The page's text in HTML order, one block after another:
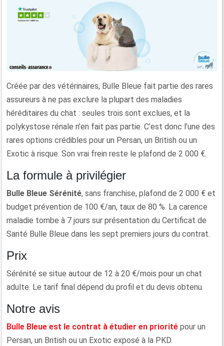
Créée par des vétérinaires, Bulle Bleue fait partie des rares
assureurs à ne pas exclure la plupart des maladies
héréditaires du chat : seules trois sont exclues, et la
polykystose rénale n’en fait pas partie. C’est donc l’une des
rares options crédibles pour un Persan, un British ou un
Exotic à risque. Son vrai frein reste le plafond de 2 000 €.
La formule à privilégier
Bulle Bleue Sérénité, sans franchise, plafond de 2 000 € et
budget prévention de 100 €/an, taux de 80 %. La carence
maladie tombe à 7 jours sur présentation du Certificat de
Santé Bulle Bleue dans les sept premiers jours du contrat.
Prix
Sérénité se situe autour de 12 à 20 €/mois pour un chat
adulte. Le tarif final dépend du profil et du devis obtenu.
Notre avis
Bulle Bleue est le contrat à étudier en priorité pour un
Persan, un British ou un Exotic exposé à la PKD.